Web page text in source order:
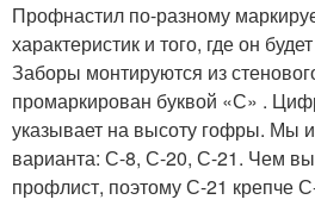
Профнастил по-разному
характеристик и того, где он
Заборы монтируются из
промаркирован буквой «С» .
указывает на высоту гофры. Мы
варианта: С-8, С-20, С-21. Чем
профлист, поэтому С-21 крепче